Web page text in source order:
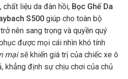
chất liệu da đàn hồi, Bọc Ghế Da
S500 giúp cho toàn bộ
nên sang trọng và quyền quý
được mọi cái nhìn khó tính
mạisẽ khiến giá trị của chiếc xe ô
khẳng định sự chịu chơi của chủ